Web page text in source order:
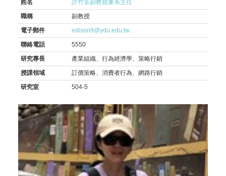
姓名
許竹筌副教授兼系主任
職稱
副教授
電子郵件
edison9@ydu.edu.tw
聯絡電話
5550
研究專長
產業組織、行為經濟學、策略行銷
授課領域
訂價策略、消費者行為、網路行銷
研究室
504-5